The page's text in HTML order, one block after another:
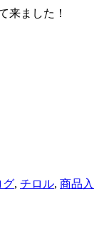
来ました！
グ, チロル, 商品入